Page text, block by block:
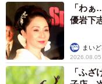
「わ
優岩下
まい
2026.08.05
「ふ